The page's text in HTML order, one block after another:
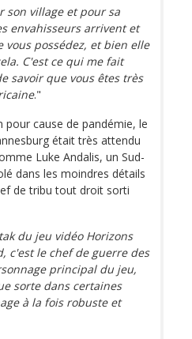
son village et pour sa
envahisseurs arrivent et
possédez, et bien elle
C'est ce qui me fait
savoir que vous êtes très
."
cause de pandémie, le
était très attendu
Luke Andalis, un Sud-
dans les moindres détails
de tribu tout droit sorti
du jeu vidéo Horizons
c'est le chef de guerre des
principal du jeu,
sorte dans certaines
à la fois robuste et